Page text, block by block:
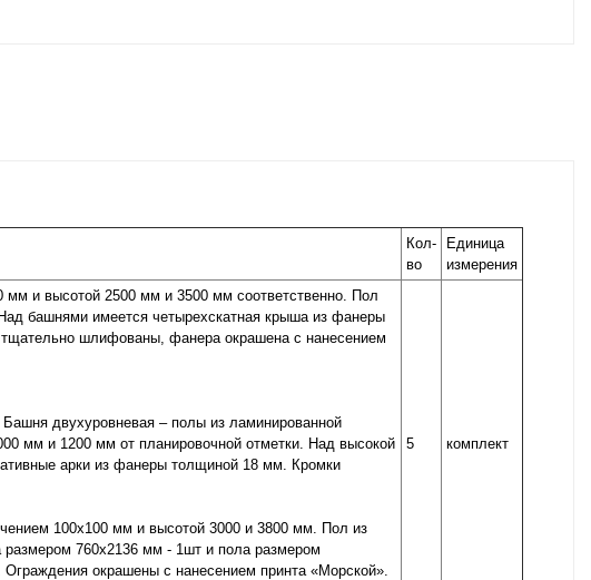
Кол-
во
Единица
измерения
и высотой 2500 мм и 3500 мм соответственно. Пол
башнями имеется четырехскатная крыша из фанеры
шлифованы, фанера окрашена с нанесением
двухуровневая – полы из ламинированной
мм и 1200 мм от планировочной отметки. Над высокой
арки из фанеры толщиной 18 мм. Кромки
100х100 мм и высотой 3000 и 3800 мм. Пол из
760х2136 мм - 1шт и пола размером
окрашены с нанесением принта «Морской».
5 комплект